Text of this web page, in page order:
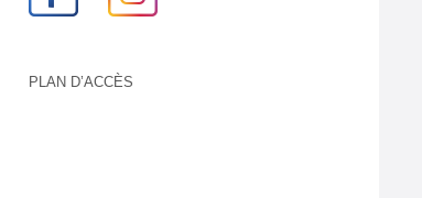
PLAN D’ACCÈS